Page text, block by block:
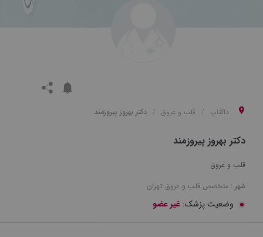
داکتاپ قلب و عروق دکتر بهروز پیروزمند
دکتر بهروز پیروزمند
قلب و عروق
شهر : متخصص قلب و عروق تهران
وضعیت پزشک: غیر عضو